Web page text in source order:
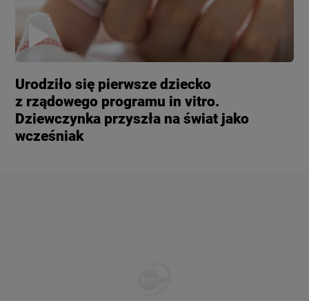
Urodziło się pierwsze dziecko
z rządowego programu in vitro.
Dziewczynka przyszła na świat jako
wcześniak